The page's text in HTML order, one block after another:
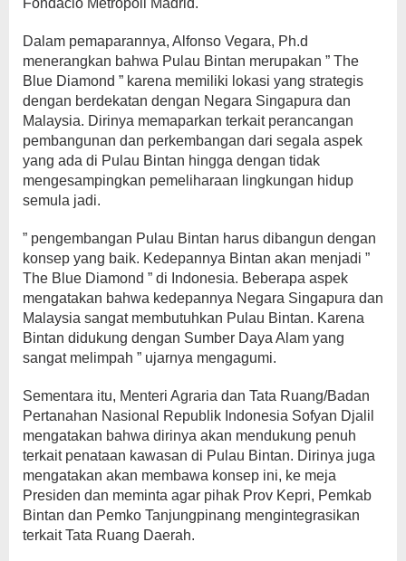
Fondacio Metropoli Madrid.
Dalam pemaparannya, Alfonso Vegara, Ph.d
menerangkan bahwa Pulau Bintan merupakan ” The
Blue Diamond ” karena memiliki lokasi yang strategis
dengan berdekatan dengan Negara Singapura dan
Malaysia. Dirinya memaparkan terkait perancangan
pembangunan dan perkembangan dari segala aspek
yang ada di Pulau Bintan hingga dengan tidak
mengesampingkan pemeliharaan lingkungan hidup
semula jadi.
” pengembangan Pulau Bintan harus dibangun dengan
konsep yang baik. Kedepannya Bintan akan menjadi ”
The Blue Diamond ” di Indonesia. Beberapa aspek
mengatakan bahwa kedepannya Negara Singapura dan
Malaysia sangat membutuhkan Pulau Bintan. Karena
Bintan didukung dengan Sumber Daya Alam yang
sangat melimpah ” ujarnya mengagumi.
Sementara itu, Menteri Agraria dan Tata Ruang/Badan
Pertanahan Nasional Republik Indonesia Sofyan Djalil
mengatakan bahwa dirinya akan mendukung penuh
terkait penataan kawasan di Pulau Bintan. Dirinya juga
mengatakan akan membawa konsep ini, ke meja
Presiden dan meminta agar pihak Prov Kepri, Pemkab
Bintan dan Pemko Tanjungpinang mengintegrasikan
terkait Tata Ruang Daerah.